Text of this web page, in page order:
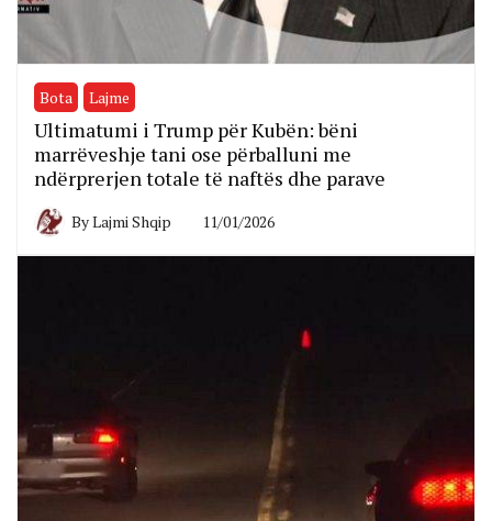
Bota Lajme
Ultimatumi i Trump për Kubën: bëni
marrëveshje tani ose përballuni me
ndërprerjen totale të naftës dhe parave
ByLajmi Shqip 11/01/2026